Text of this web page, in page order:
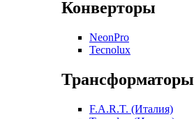
Конверторы
NeonPro
Tecnolux
Трансформаторы
F.A.R.T. (Италия)